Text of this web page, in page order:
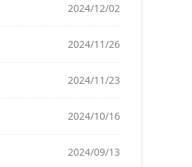
2024/12/02
2024/11/26
2024/11/23
2024/10/16
2024/09/13